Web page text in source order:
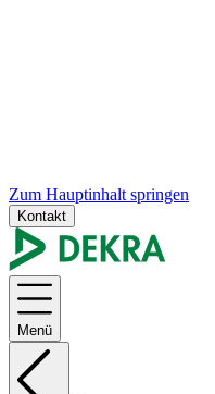
Zum Hauptinhalt springen
Kontakt
Menü